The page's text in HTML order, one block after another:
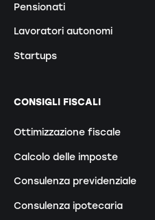
Pensionati
Lavoratori autonomi
Startups
CONSIGLI FISCALI
Ottimizzazione fiscale
Calcolo delle imposte
Consulenza previdenziale
Consulenza ipotecaria